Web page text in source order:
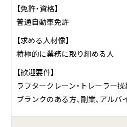
中でも主たる業務は、漁業従事者
整備・修理・据付、上下架作業です
【免許・資格】
普通自動車免許
【求める人材像】
積極的に業務に取り組める人
【歓迎要件】
ラフタークレーン・トレーラー操
ブランクのある方、副業、アルバ